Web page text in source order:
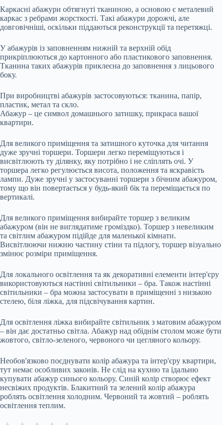
Каркасні абажури обтягнуті тканиною, а основою є металевий
каркас з ребрами жорсткості. Такі абажури дорожчі, але
довговічніші, оскільки піддаються реконструкції та перетяжці.
У абажурів із заповненням нижній та верхній обід
прикріплюються до картонного або пластикового заповнення.
Тканина таких абажурів приклеєна до заповнення з лицьового
боку.
При виробництві абажурів застосовуються: тканина, папір,
пластик, метал та скло.
Абажур – це символ домашнього затишку, прикраса вашої
квартири.
Для великого приміщення та затишного куточка для читання
дуже зручні торшери. Торшери легко переміщуються і
висвітлюють ту ділянку, яку потрібно і не сліплять очі. У
торшера легко регулюється висота, положення та яскравість
лампи. Дуже зручні у застосуванні торшери з бічним абажуром,
тому що він повертається у будь-який бік та переміщається по
вертикалі.
Для великого приміщення вибирайте торшер з великим
абажуром (він не виглядатиме громіздко). Торшер з невеликим
та світлим абажуром підійде для маленької кімнати.
Висвітлюючи нижню частину стіни та підлогу, торшер візуально
змінює розміри приміщення.
Для локального освітлення та як декоративні елементи інтер'єру
використовуються настінні світильники – бра. Також настінні
світильники – бра можна застосувати в приміщенні з низькою
стелею, біля ліжка, для підсвічування картин.
Для освітлення ліжка вибирайте світильник з матовим абажуром
– він дає достатньо світла. Абажур над обіднім столом може бути
жовтого, світло-зеленого, червоного чи цегляного кольору.
Необов'язково поєднувати колір абажура та інтер'єру квартири,
тут немає особливих законів. Не слід на кухню та їдальню
купувати абажур синього кольору. Синій колір створює ефект
несвіжих продуктів. Блакитний та зелений колір абажура
роблять освітлення холодним. Червоний та жовтий – роблять
освітлення теплим.